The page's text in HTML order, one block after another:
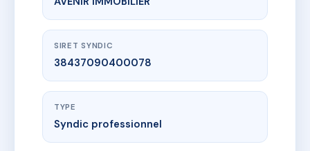
SIRET SYNDIC
38437090400078
TYPE
Syndic professionnel